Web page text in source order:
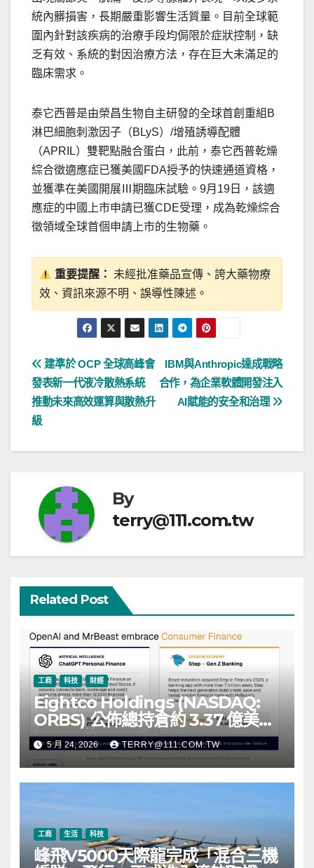
統內髒損害，長期嚴重影響生活質量。目前全球範
圍內針對該疾病的治療手段均侷限於症狀控制，缺
乏有效、系統的對因治療方法，存在巨大未滿足的
臨床需求。
泰它西普是由榮昌生物自主研發的全球首創重組B
淋巴細胞刺激因子（BLyS）/增殖誘導配體
（APRIL）雙靶點融合蛋白，此前，泰它西普乾燥
綜合徵適應症已獲美國FDA授予的快速通道資格，
並獲準在美國開展Ⅲ期臨床試驗。9月19日，該適
應症的中國上市申請已獲CDE受理，成為乾燥綜合
徵領域全球首個申請上市的生物藥。
重要提醒：
未經批准藥品宣傳、誇大藥物療
效、資訊來源不明、誤導性陳述。
文
章
導
覽
IBM與Anthropic達成戰略
合作，為企業軟體開發注入
AI賦能的安全和治理
建準於 OCP 全球高峰會
發表新一代液冷散熱系統
推動未來高效運算與散熱升
級
By
terry@111.com.tw
Related Post
工商 科技 財經
Eightco Holdings (NASDAQ:
ORBS) 公佈總持倉約 3.37 億美
元，涵蓋 OpenAI、Beast
Industries、超過 11,000 枚以太
幣 (ETH) 及逾 2.83 億枚 WLD 代
5 月 24, 2026 TERRY@111.COM.TW
工商 生活 科技
峰飛V5000天際龍完成「混合三機